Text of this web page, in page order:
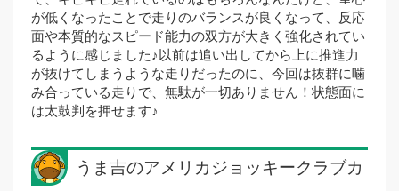
が低くなったことで走りのバランスが良くなって、反応
面や本質的なスピード能力の双方が大きく強化されてい
るように感じました♪以前は追い出してから上に推進力
が抜けてしまうような走りだったのに、今回は抜群に噛
み合っている走りで、無駄が一切ありません！状態面に
は太鼓判を押せます♪
うま吉のアメリカジョッキークラブカ